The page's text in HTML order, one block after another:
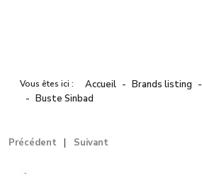
Vous êtes ici : Accueil Brands listing
Buste Sinbad
Précédent Suivant